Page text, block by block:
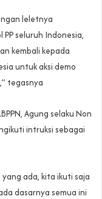
leletnya
seluruh Indonesia,
kembali kepada
untuk aksi demo
tegasnya
Agung selaku Non
intruksi sebagai
ada, kita ikuti saja
dasarnya semua ini